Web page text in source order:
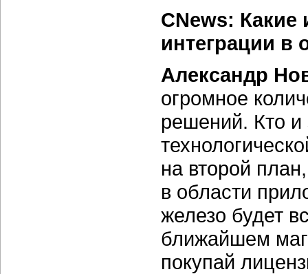
CNews: Какие
интеграции в
Александр
огромное
решений. Кто и
на второй
в области
железо будет
ближайшем
покупай